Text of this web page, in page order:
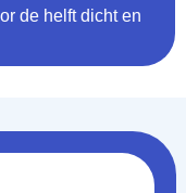
de helft dicht en